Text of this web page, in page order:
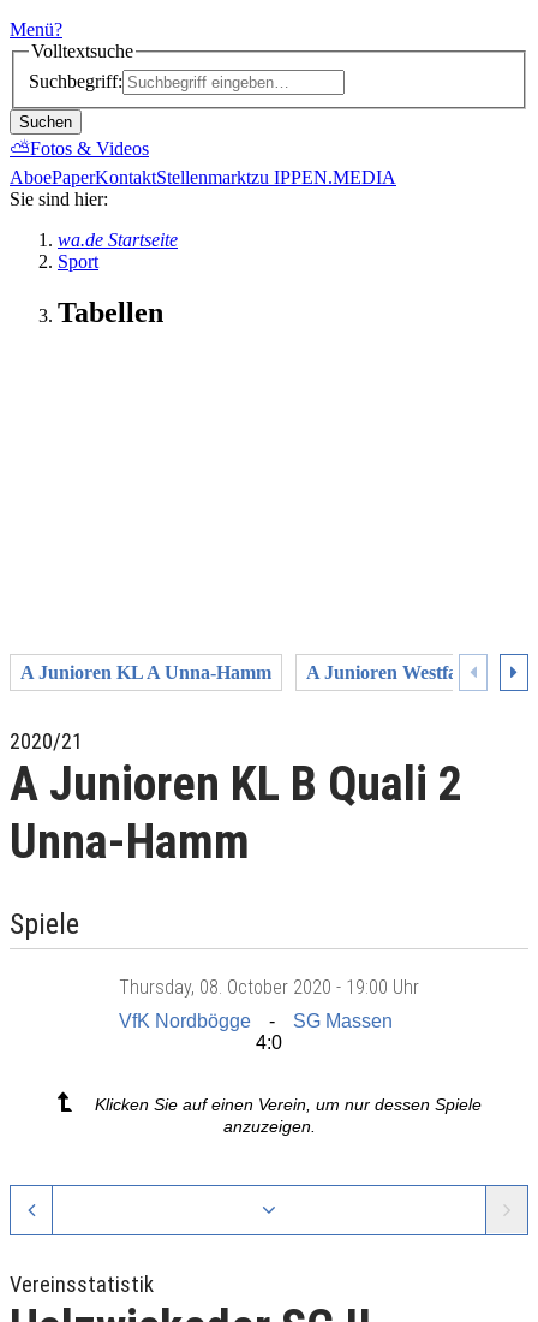
Menü?
Volltextsuche
Suchbegriff:
Suchen
⛅Fotos & Videos
AboePaperKontaktStellenmarktzu IPPEN.MEDIA
Sie sind hier:
wa.de Startseite
Sport
Tabellen
A Junioren KL A Unna-Hamm A Junioren Westfalenliga
2020/21
A Junioren KL B Quali 2
Unna-Hamm
Spiele
Thursday, 08. October 2020 - 19:00 Uhr
VfK Nordbögge
SG Massen
4:0
Klicken Sie auf einen Verein, um nur dessen Spiele
anzuzeigen.
Vereinsstatistik